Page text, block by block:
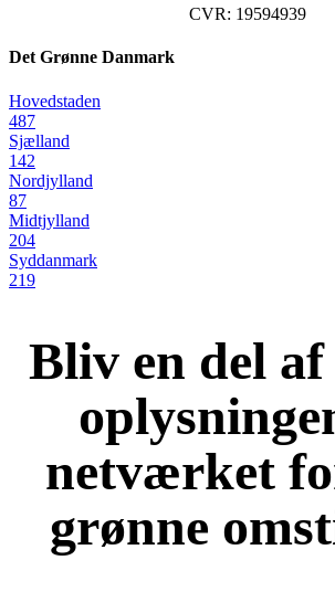
CVR: 19594939
Det Grønne Danmark
Hovedstaden
487
Sjælland
142
Nordjylland
87
Midtjylland
204
Syddanmark
219
Bliv en del
netværket
grønne